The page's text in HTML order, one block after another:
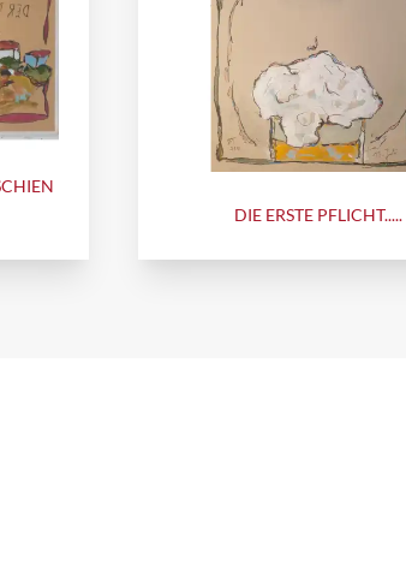
DIE ERSTE PFLICHT.....